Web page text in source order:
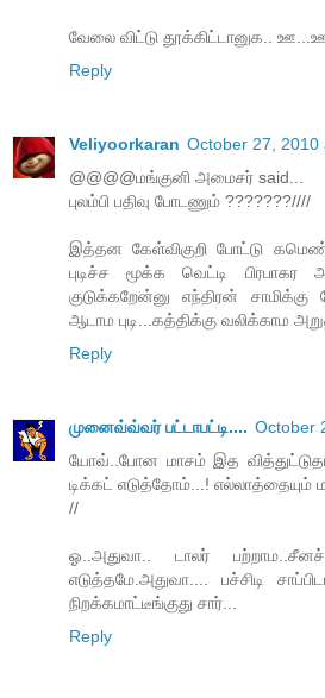
வேலை விட்டு தூக்கிட்டானுக..
Reply
Veliyoorkaran October 27, 2010
@@@@மங்குனி அமைசர் said...
புலம்பி பதிவு போடணும் ???????////
இத்தன கேள்விகுறி போட்டு
புடிச்ச மூக்க வெட்டி
குடுக்கறேன்னு எந்திரன்
ஆடாம புடி...கத்திக்கு வலிக்காம
Reply
முனைவ்வ்வர் பட்டாபட்டி.... October
யோவ்..போன மாசம் இத
டிக்கட் எடுத்தோம்...! எல்லாத்தையும்
//
ஓ..அதுவா.. டாலர்
எடுத்தமே.அதுவா.... பச்சிடி
நிறக்கமாட்டீங்குது சார்...
Reply